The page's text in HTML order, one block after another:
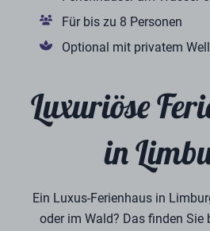
Für bis zu 8 Personen
Optional mit privatem
Luxuriöse
in
Ein Luxus-Ferienhaus in
oder im Wald? Das finden Sie